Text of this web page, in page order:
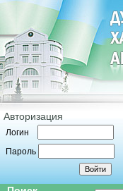
Авторизация
Логин
Пароль